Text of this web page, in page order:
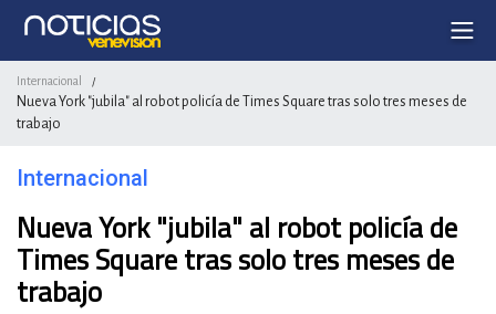
Internacional /
Nueva York "jubila" al robot policía de Times Square tras solo tres meses de
trabajo
Internacional
Nueva York "jubila" al robot policía de
Times Square tras solo tres meses de
trabajo